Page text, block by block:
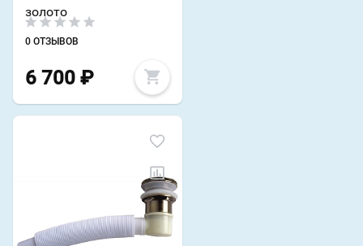
золото
0 ОТЗЫВОВ
6 700 ₽